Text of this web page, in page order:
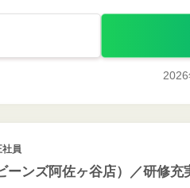
員
ーンズ阿佐ヶ谷店）／研修